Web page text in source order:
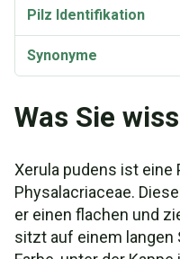
Pilz Identifikation
Synonyme
Was Sie
Xerula pudens ist eine
Physalacriaceae.
er einen flachen und
sitzt auf einem langen